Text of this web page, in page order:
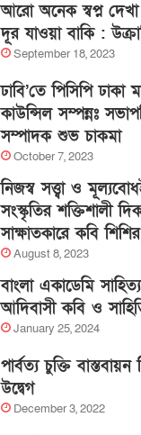
আরো অনেক স্বপ্ন
দূর যাওয়া বাকি :
September 18, 2023
ঢাবি’তে পিসিপি
কাউন্সিল সম্পন্নঃ
সম্পাদক শুভ চাকমা
October 7, 2023
নিজস্ব সত্ত্বা ও
সংস্কৃতির শক্তিশালী
সাক্ষাতকারে কবি
August 8, 2023
বাংলা একাডেমি
আদিবাসী কবি ও
January 25, 2024
পার্বত্য চুক্তি
উদ্বেগ
December 3, 2022